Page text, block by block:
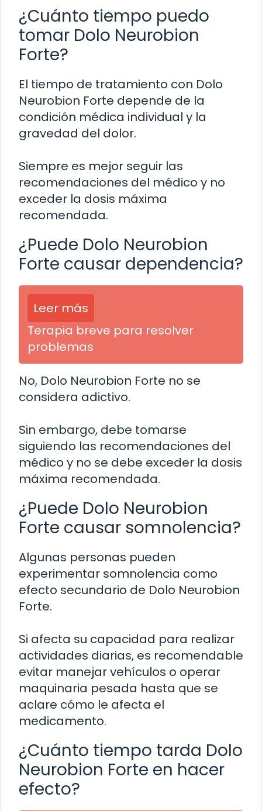
¿Cuánto tiempo puedo
tomar Dolo Neurobion
Forte?
El tiempo de tratamiento con Dolo
Neurobion Forte depende de la
condición médica individual y la
gravedad del dolor.
Siempre es mejor seguir las
recomendaciones del médico y no
exceder la dosis máxima
recomendada.
¿Puede Dolo Neurobion
Forte causar dependencia?
Leer más
Terapia breve para resolver
problemas
No, Dolo Neurobion Forte no se
considera adictivo.
Sin embargo, debe tomarse
siguiendo las recomendaciones del
médico y no se debe exceder la dosis
máxima recomendada.
¿Puede Dolo Neurobion
Forte causar somnolencia?
Algunas personas pueden
experimentar somnolencia como
efecto secundario de Dolo Neurobion
Forte.
Si afecta su capacidad para realizar
actividades diarias, es recomendable
evitar manejar vehículos o operar
maquinaria pesada hasta que se
aclare cómo le afecta el
medicamento.
¿Cuánto tiempo tarda Dolo
Neurobion Forte en hacer
efecto?